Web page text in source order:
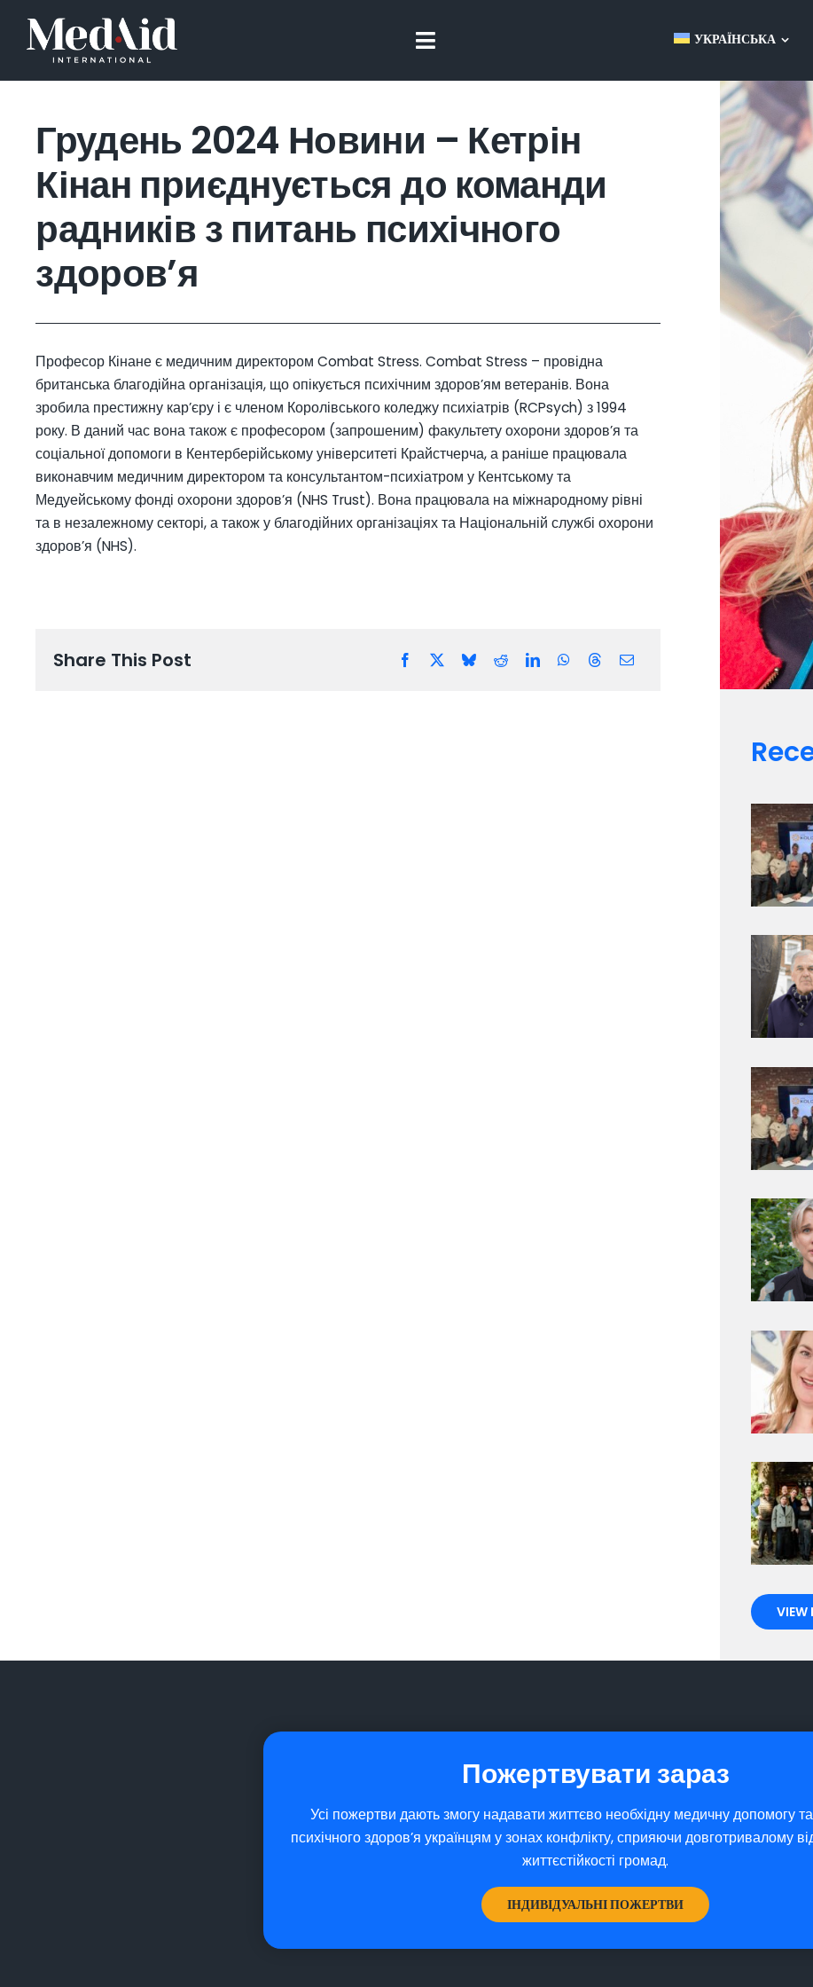
content
Toggle
Navigation
Про нас
Новини
Зв’яжіться з нами
УКРАЇНСЬКА
Грудень 2024 Новини – Кетрін
Кінан приєднується до команди
радників з питань психічного
здоров’я
Професор Кінане є медичним директором Combat Stress. Combat Stress – провідна
британська благодійна організація, що опікується психічним здоров’ям ветеранів. Вона
зробила престижну кар’єру і є членом Королівського коледжу психіатрів (RCPsych) з 1994
року. В даний час вона також є професором (запрошеним) факультету охорони здоров’я та
соціальної допомоги в Кентерберійському університеті Крайстчерча, а раніше працювала
виконавчим медичним директором та консультантом-психіатром у Кентському та
Медуейському фонді охорони здоров’я (NHS Trust). Вона працювала на міжнародному рівні
та в незалежному секторі, а також у благодійних організаціях та Національній службі охорони
здоров’я (NHS).
Share This Post
VIEW
Пожертвувати зараз
Усі пожертви дають змогу надавати життєво необхідну медичну допомогу
психічного здоров’я українцям у зонах конфлікту, сприяючи довготривалому
життєстійкості громад.
ІНДИВІДУАЛЬНІ ПОЖЕРТВИ